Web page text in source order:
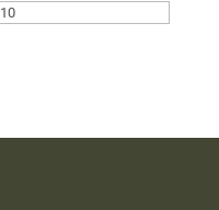
Prezzo